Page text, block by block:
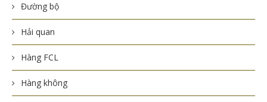
Đường bộ
Hải quan
Hàng FCL
Hàng không